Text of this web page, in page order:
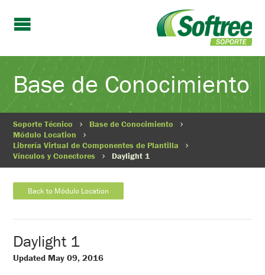
Base de Conocimiento
Soporte Técnico
Base de Conocimiento
Módulo Location
Librería Virtual de Componentes de Plantilla
Vínculos y Conectores
Daylight 1
Back to Módulo Location
Daylight 1
Updated May 09, 2016